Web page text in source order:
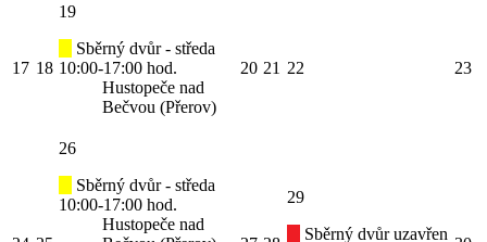
17 18
19
Sběrný dvůr - středa
10:00-17:00 hod.
Hustopeče nad
Bečvou (Přerov)
20 21 22 23
26
Sběrný dvůr - středa
10:00-17:00 hod.
Hustopeče nad
29
Sběrný dvůr uzavřen